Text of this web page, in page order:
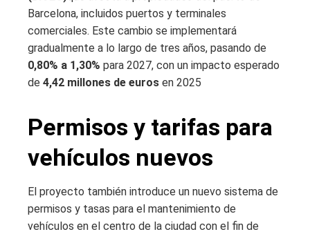
Barcelona, ​​incluidos puertos y terminales
comerciales. Este cambio se implementará
gradualmente a lo largo de tres años, pasando de
0,80% a 1,30% para 2027, con un impacto esperado
de 4,42 millones de euros en 2025
Permisos y tarifas para
vehículos nuevos
El proyecto también introduce un nuevo sistema de
permisos y tasas para el mantenimiento de
vehículos en el centro de la ciudad con el fin de